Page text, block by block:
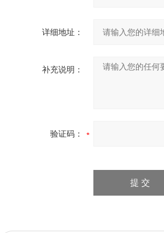
详细地址：
补充说明：
验证码：